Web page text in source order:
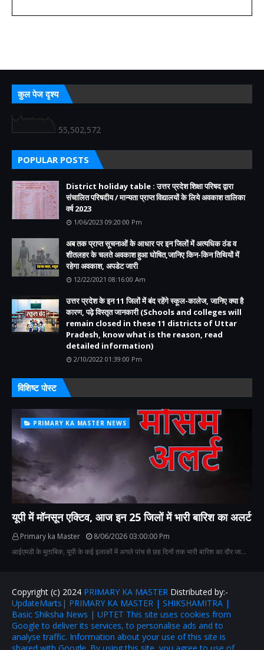
कुल पेज दृश्य
55,502,572
POPULAR POSTS
District holiday table : उत्तर प्रदेश शिक्षा परिषद द्वारा
संचालित परिषदीय / मान्यता प्राप्त विद्यालयों के लिये अवकाश तालिका
वर्ष 2023
1/06/2023 09:20:00 Pm
अब तक प्राप्त सूचनाओं के आधार पर इन जिलों में अत्यधिक ठंड व
शीतलहर के चलते अवकाश हुआ घोषित,जानिए किन-किन तिथियों में
रहेगा अवकाश, अपडेट जारी
12/22/2021 08:16:00 Am
उत्तर प्रदेश के इन 11 जिलों में बंद रहेंगे स्कूल-कालेज, जानिए क्या है
कारण, पढ़े विस्तृत जानकारी (Schools and colleges will
remain closed in these 11 districts of Uttar
Pradesh, know what is the reason, read
detailed information)
2/10/2022 01:39:00 Pm
विशिष्ट पोस्ट
PRIMARY KA MASTER NEWS
यूपी में मॉनसून एक्टिव, आज इन 25 जिलों में भारी बारिश का अलर्ट
Primary ka Master
8/06/2026 03:00:00 Pm
आईएमडी के मुताबिक, यूपी के कई इलाकों में अगले पांच से छह दिनों तक भारी बारिश का दौर जा…
Copyright (c) 2024 PRIMARY KA MASTER Distributed by:-
UpdateMarts| PRIMARY KA MASTER | SHIKSHAMITRA |
Basic Shiksha News | UPTET This site uses cookies from
Google to deliver its services, to personalise ads and to
analyse traffic. Information about your use of this site is